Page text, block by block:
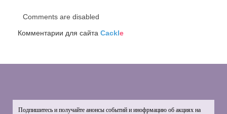
Comments are disabled
Комментарии для сайта Cackle
Подпишитесь и получайте анонсы событий и инофрмацию об акциях на